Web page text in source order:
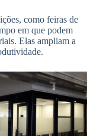
como feiras de
em que podem
Elas ampliam a